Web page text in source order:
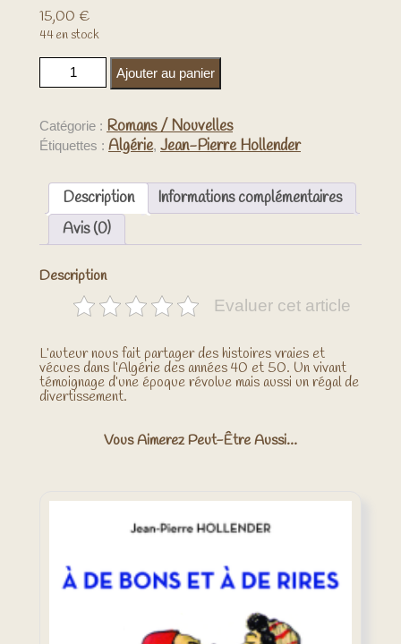
15,00 €
44 en stock
quantité de Et alors et voilà !
Ajouter au panier
Catégorie : Romans / Nouvelles
Étiquettes : Algérie, Jean-Pierre Hollender
Description
Informations complémentaires
Avis (0)
Description
Evaluer cet article
L’auteur nous fait partager des histoires vraies et
vécues dans l’Algérie des années 40 et 50. Un vivant
témoignage d’une époque révolue mais aussi un régal de
divertissement.
Vous Aimerez Peut-Être Aussi…